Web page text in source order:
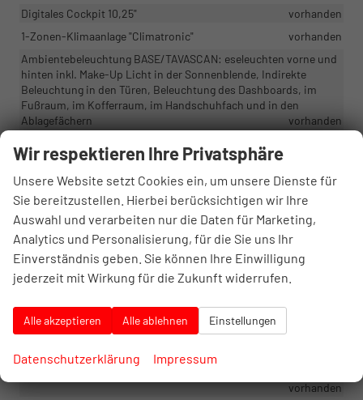
Digitales Cockpit 10,25"
vorhanden
1-Zonen-Klimaanlage "Climatronic"
vorhanden
Ambientebeleuchtung BASE/TAVASCAN: eseleuchten vorne und
hinten inkl. Make-Up Licht in der Sonnenblende, Indirekte
Beleuchtung in den Türen, Beleuchtung des Dashboards, im
Fußraum, im Kofferraum, im Handschuhfach und in den
Ablagefächern
vorhanden
Infotainment & Kommunikation
CUPRA CONNECT 4.0 Standardfunktionen (Laufzeit 10 Jahre)
vorhanden
CUPRA Full Link WIFI (Android Auto/Apple CarPlay)
vorhanden
Digitaler Radioempfang (DAB; Unterstützt die Standards DAB,
DAB+ und Audio DMB)
vorhanden
e-Sound
Media System 15": Touchscreen inklusive Radio und
vorhanden
Wir respektieren Ihre Privatsphäre
Unsere Website setzt Cookies ein, um unsere Dienste für
Sie bereitzustellen. Hierbei berücksichtigen wir Ihre
Auswahl und verarbeiten nur die Daten für Marketing,
Analytics und Personalisierung, für die Sie uns Ihr
Einverständnis geben. Sie können Ihre Einwilligung
jederzeit mit Wirkung für die Zukunft widerrufen.
Alle akzeptieren Alle ablehnen Einstellungen
Datenschutzerklärung Impressum